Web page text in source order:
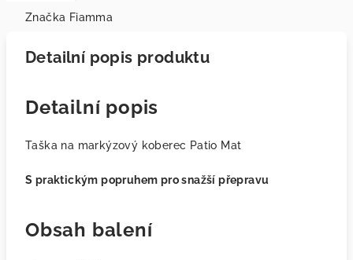
Značka Fiamma
Detailní popis produktu
Detailní popis
Taška na markýzový koberec Patio Mat
S praktickým popruhem pro snažší přepravu
Obsah balení